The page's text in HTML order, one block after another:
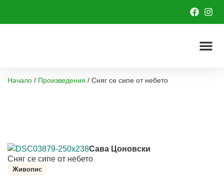
Начало / Произведения / Сняг се сипе от небето
Сава Цоновски
Сняг се сипе от небето
Живопис